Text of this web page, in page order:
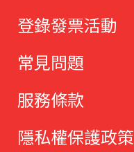
登錄發票活動
常見問題
服務條款
隱私權保護政策